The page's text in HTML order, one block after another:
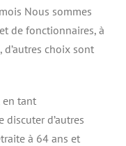
Nous sommes
de fonctionnaires, à
choix sont
en tant
discuter d’autres
à 64 ans et